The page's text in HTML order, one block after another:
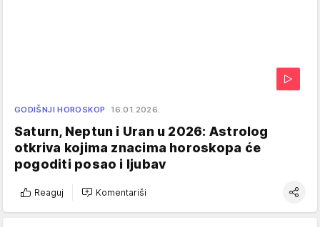
GODIŠNJI HOROSKOP 16.01.2026.
Saturn, Neptun i Uran u 2026: Astrolog
otkriva kojima znacima horoskopa će
pogoditi posao i ljubav
Reaguj Komentariši